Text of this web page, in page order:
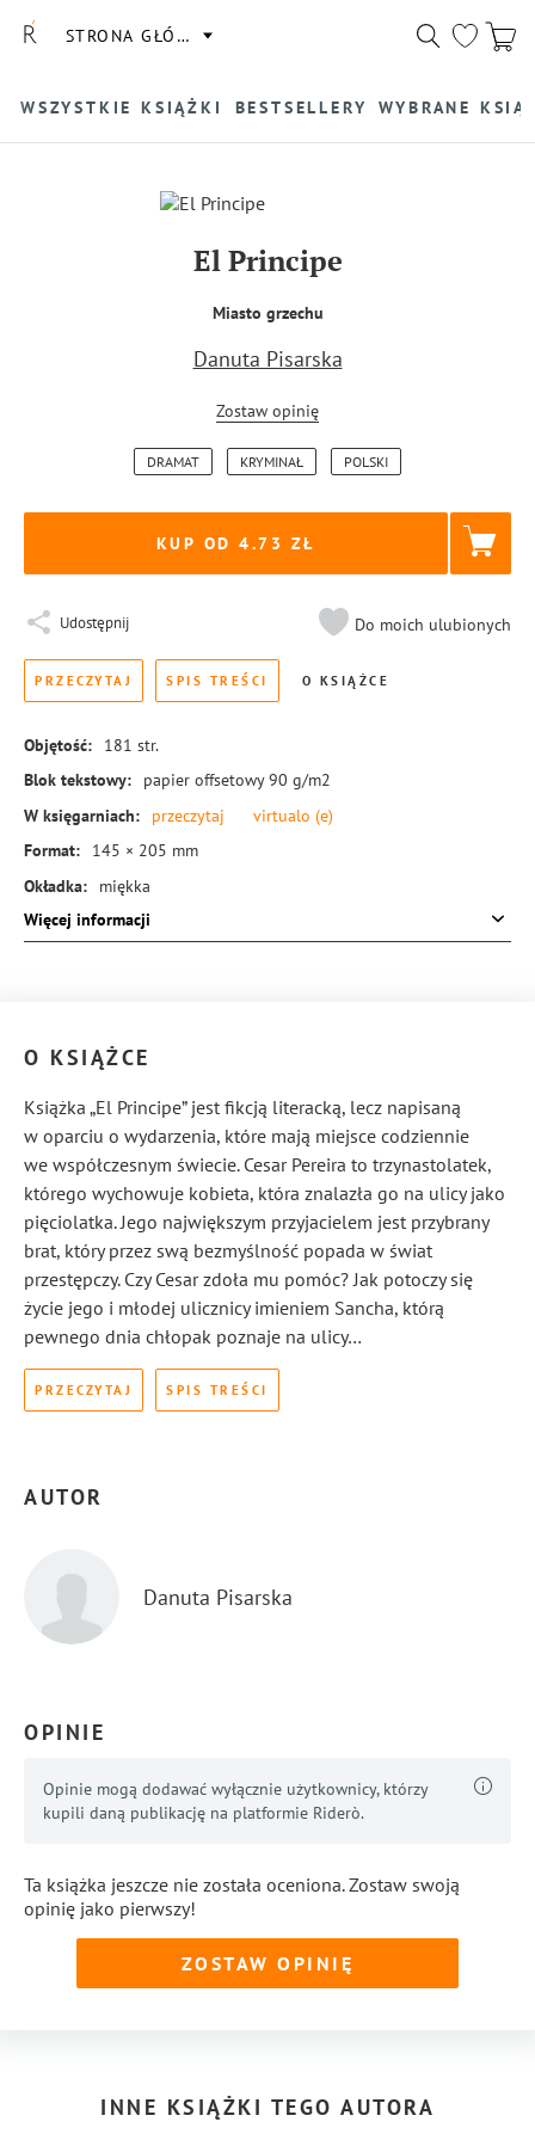
STRONA GŁÓWNA
WSZYSTKIE KSIĄŻKI BESTSELLERY WYBRANE
El Principe
Miasto grzechu
Danuta Pisarska
Zostaw opinię
DRAMAT KRYMINAŁ POLSKI
KUP OD 4.73
Udostępnij Do moich ulubionych
PRZECZYTAJ SPIS TREŚCI O KSIĄŻCE
Objętość: 181 str.
Blok tekstowy:
papier offsetowy 90 g/m2
W księgarniach:
przeczytaj virtualo (e)
Format:
145 × 205 mm
Okładka:
miękka
Rodzaj oprawy: blok klejony
Więcej informacji
O KSIĄŻCE
Książka „El Principe” jest fikcją literacką, lecz napisaną
w oparciu o wydarzenia, które mają miejsce codziennie
we współczesnym świecie. Cesar Pereira to trzynastolatek,
którego wychowuje kobieta, która znalazła go na ulicy jako
pięciolatka. Jego największym przyjacielem jest przybrany
brat, który przez swą bezmyślność popada w świat
przestępczy. Czy Cesar zdoła mu pomóc? Jak potoczy się
życie jego i młodej ulicznicy imieniem Sancha, którą
pewnego dnia chłopak poznaje na ulicy…
PRZECZYTAJ SPIS TREŚCI
AUTOR
Danuta Pisarska
OPINIE
Opinie mogą dodawać wyłącznie użytkownicy, którzy
kupili daną publikację na platformie Riderò.
Ta książka jeszcze nie została oceniona. Zostaw swoją
opinię jako pierwszy!
ZOSTAW OPINIĘ
INNE KSIĄŻKI TEGO AUTORA